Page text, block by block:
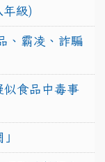
級)
、霸凌、詐騙
似食品中毒事